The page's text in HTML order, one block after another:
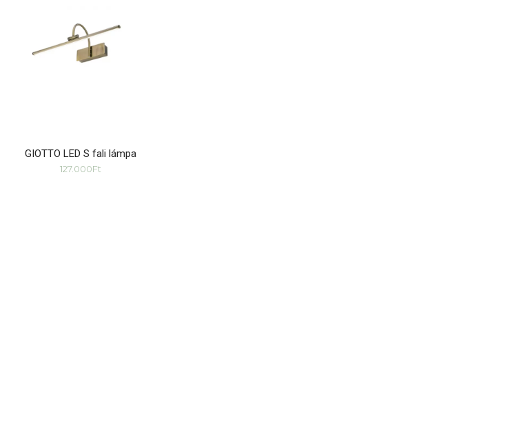
GIOTTO LED S fali lámpa
127.000Ft